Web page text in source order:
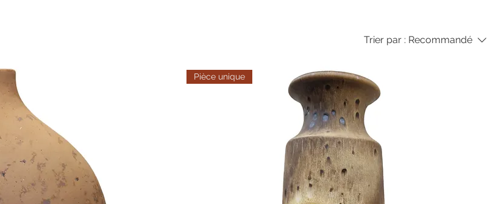
Trier par : Recommandé
Pièce unique